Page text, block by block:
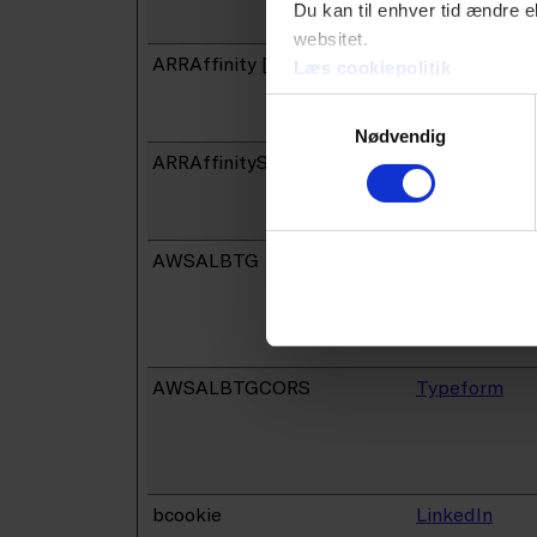
Du kan til enhver tid ændre
websitet.
Læs cookiepolitik
Nødvendig
Azure
ARRAffinity [x5]
Microsoft
ARRAffinitySameSite [x5]
Microsoft
AWSALBTG
AWSALBTGCORS Typeform
bcookie LinkedIn